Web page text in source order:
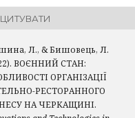
Л., & Бишовець, Л.
ВОЄННИЙ СТАН:
ОРГАНІЗАЦІЇ
РЕСТОРАННОГО
НА ЧЕРКАЩИНІ.